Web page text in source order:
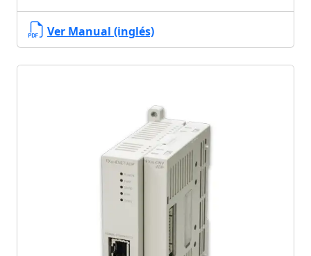
Ver Manual (inglés)